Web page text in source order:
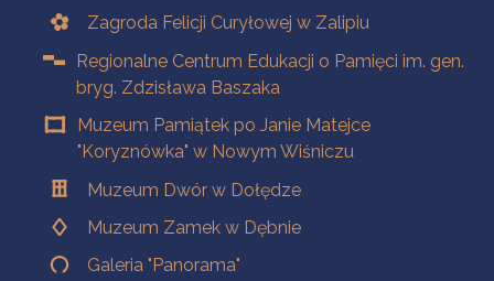
Zagroda Felicji Curyłowej w Zalipiu
Regionalne Centrum Edukacji o Pamięci im. gen.
bryg. Zdzisława Baszaka
Muzeum Pamiątek po Janie Matejce
"Koryznówka" w Nowym Wiśniczu
Muzeum Dwór w Dołędze
Muzeum Zamek w Dębnie
Galeria "Panorama"